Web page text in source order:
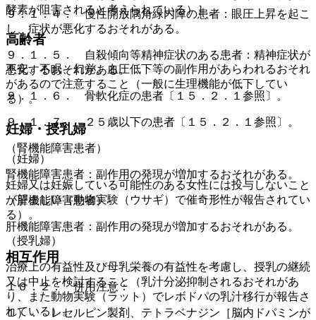
酵素が阻害されると考えられている）］。
高齢者
不安、不眠、幻覚、血圧低下等の副作用があらわれるおそれ
があるので注意すること（一般に生理機能が低下してい
る）。
妊婦・授乳婦
（妊婦）
妊婦又は妊娠している可能性のある女性には投与しないこと
が望ましい（動物実験（ウサギ）で催奇形性が報告されてい
る）。
（授乳婦）
治療上の有益性及び母乳栄養の有益性を考慮し、授乳の継続
又は中止を検討すること（乳汁分泌抑制されるおそれがあ
り、また動物実験（ラット）でレボドパの乳汁移行が報告さ
れている）。
９．１．４． 慢性開放隅角緑内障の患者：眼圧上昇を起こ
し、症状が悪化するおそれがある。
９．１．５． 自殺傾向等精神症状のある患者：精神症状が
悪化するおそれがある。
９．１．６． 骨軟化症の患者〔１５．２．１参照〕。
９．１．７． ２５歳以下の患者〔１５．２．１参照〕。
（腎機能障害患者）
腎機能障害患者：副作用の発現が増加するおそれがある。
（肝機能障害患者）
肝機能障害患者：副作用の発現が増加するおそれがある。
相互作用
１０．２． 併用注意：
１）． レセルピン製剤、テトラベナジン［脳内ドパミンが